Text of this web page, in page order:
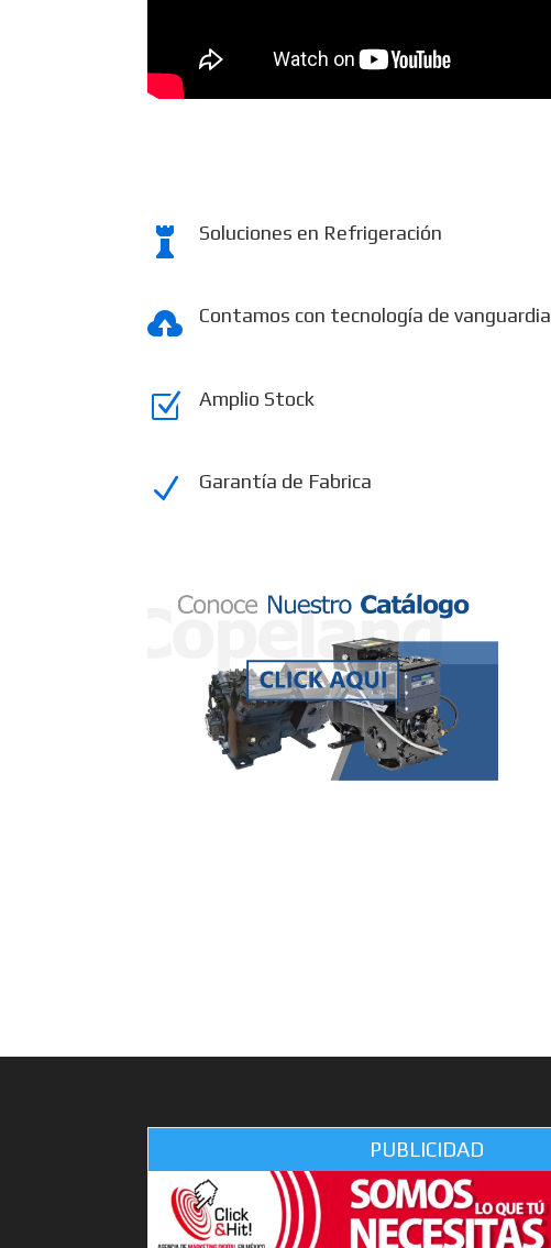
 Soluciones en Refrigeración
 Contamos con tecnología de vanguardia
Z Amplio Stock
N Garantía de Fabrica
PUBLICIDAD